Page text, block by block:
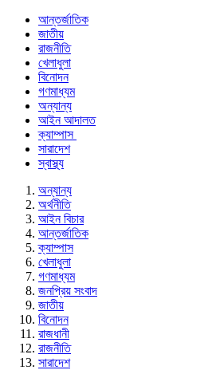
আন্তর্জাতিক
জাতীয়
রাজনীতি
খেলাধুলা
বিনোদন
গণমাধ্যম
অন্যান্য
আইন আদালত
ক্যাম্পাস
সারাদেশ
স্বাস্থ্য
অন্যান্য
অর্থনীতি
আইন বিচার
আন্তর্জাতিক
ক্যাম্পাস
খেলাধুলা
গণমাধ্যম
জনপ্রিয় সংবাদ
জাতীয়
বিনোদন
রাজধানী
রাজনীতি
সারাদেশ